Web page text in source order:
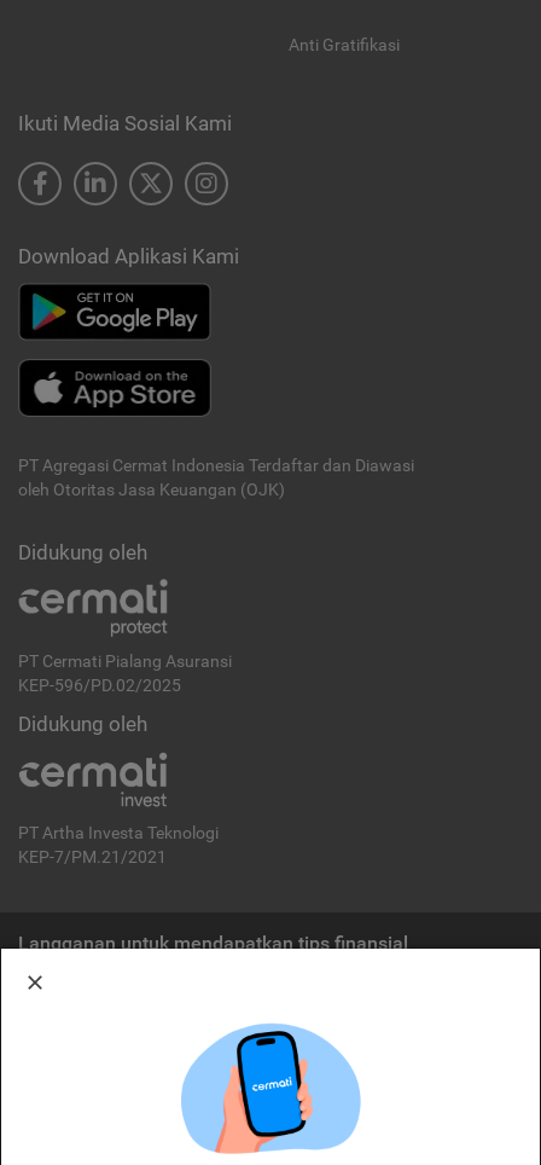
Anti Gratifikasi
Ikuti Media Sosial Kami
Download Aplikasi Kami
PT Agregasi Cermat Indonesia Terdaftar dan Diawasi
oleh Otoritas Jasa Keuangan (OJK)
Didukung oleh
PT Cermati Pialang Asuransi
KEP-596/PD.02/2025
Didukung oleh
PT Artha Investa Teknologi
KEP-7/PM.21/2021
Langganan untuk mendapatkan tips finansial
Cermati merupakan penyelenggara agregasi jasa keuangan yang terdaftar di
OJK. Oleh karena itu, produk dan/atau layanan jasa keuangan yang
ditawarkan bukan merupakan produk dan/atau layanan jasa keuangan yang
diterbitkan oleh Cermati dan Cermati tidak bertanggung jawab atas tuntutan